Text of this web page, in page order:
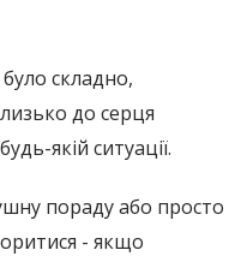
складно,
до серця
якій ситуації.
пораду або просто
- якщо